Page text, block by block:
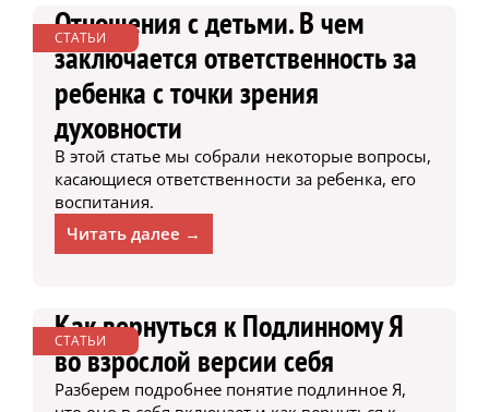
СТАТЬИ
Отношения с детьми. В чем
заключается ответственность за
ребенка с точки зрения
духовности
В этой статье мы собрали некоторые вопросы,
касающиеся ответственности за ребенка, его
воспитания.
Читать далее →
СТАТЬИ
Как вернуться к Подлинному Я
во взрослой версии себя
Разберем подробнее понятие подлинное Я,